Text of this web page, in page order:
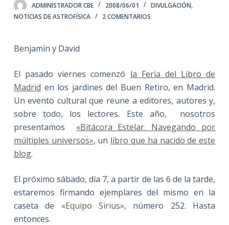
d
ADMINISTRADOR CBE 2008/06/01 DIVULGACIÓN,
NOTICIAS DE ASTROFÍSICA
2 COMENTARIOS
Benjamín y David
El pasado viernes comenzó la Feria del Libro de
Madrid en los jardines del Buen Retiro, en Madrid.
Un evento cultural que reune a editores, autores y,
sobre todo, los lectores. Este año, nosotros
presentamos «Bitácora Estelar. Navegando por
múltiples universos», un libro que ha nacido de este
blog.
El próximo sábado, día 7, a partir de las 6 de la tarde,
estaremos firmando ejemplares del mismo en la
caseta de «Equipo Sirius», número 252. Hasta
entonces.